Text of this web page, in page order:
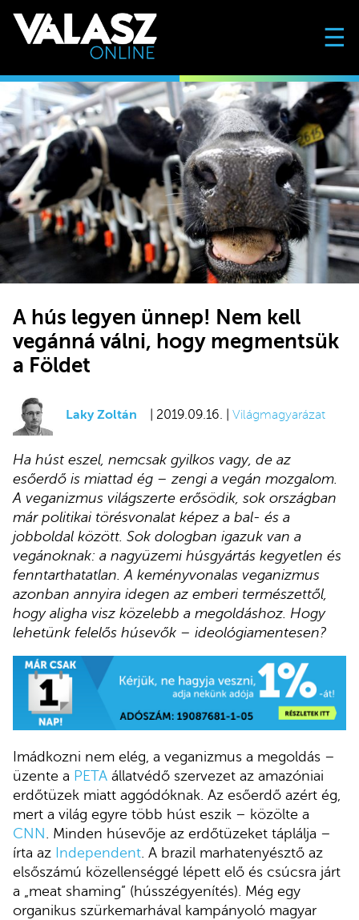
☰
A hús legyen ünnep! Nem kell
vegánná válni, hogy megmentsük
a Földet
Laky Zoltán | 2019.09.16. | Világmagyarázat
Ha húst eszel, nemcsak gyilkos vagy, de az
esőerdő is miattad ég – zengi a vegán mozgalom.
A veganizmus világszerte erősödik, sok országban
már politikai törésvonalat képez a bal- és a
jobboldal között. Sok dologban igazuk van a
vegánoknak: a nagyüzemi húsgyártás kegyetlen és
fenntarthatatlan. A keményvonalas veganizmus
azonban annyira idegen az emberi természettől,
hogy aligha visz közelebb a megoldáshoz. Hogy
lehetünk felelős húsevők – ideológiamentesen?
Imádkozni nem elég, a veganizmus a megoldás –
üzente a PETA állatvédő szervezet az amazóniai
erdőtüzek miatt aggódóknak. Az esőerdő azért ég,
mert a világ egyre több húst eszik – közölte a
CNN . Minden húsevője az erdőtüzeket táplálja –
írta az Independent. A brazil marhatenyésztő az
elsőszámú közellenséggé lépett elő és csúcsra járt
a „meat shaming” (hússzégyenítés). Még egy
organikus szürkemarhával kampányoló magyar